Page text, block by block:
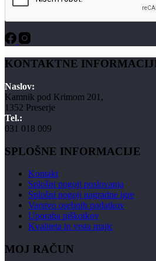
KONTAKTNE
Naslov:
Kamnik pod Krimom 201,
1352 Preserje
Tel.:
031 018 009
SPLOŠNE INFORMACIJE
Kontakt
Splošni pogoji poslovanja
Splošni pogoji nagradne igre
Varstvo osebnih podatkov
Uporaba piškotkov
Kvaliteta in vrsta majic
MOJ RAČUN